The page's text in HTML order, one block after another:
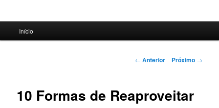
principal
Início
Navegação
← Anterior Próximo →
10 Formas de Reaproveitar